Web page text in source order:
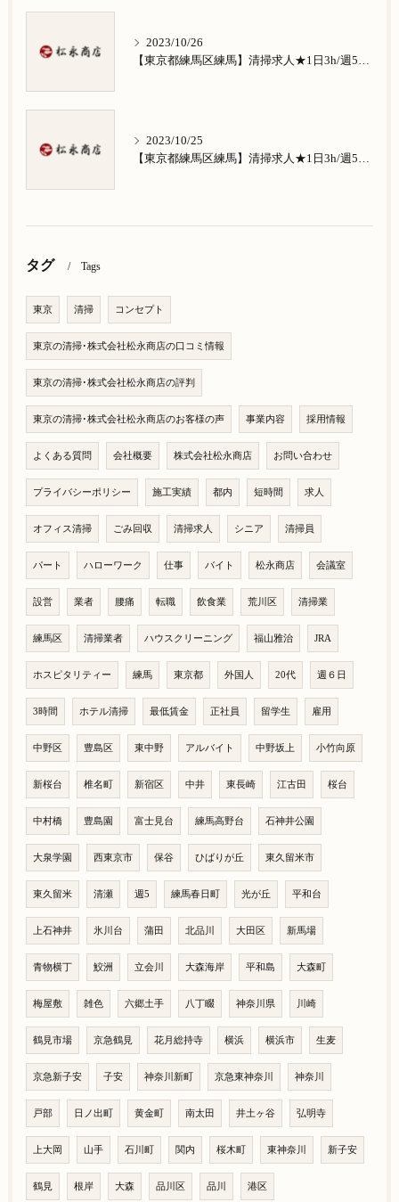
2023/10/26
【東京都練馬区練馬】清掃求人★1日3h/週5日/祝日お休み★南田中在住の方歓迎
2023/10/25
【東京都練馬区練馬】清掃求人★1日3h/週5日/祝日お休み★南大泉在住の方歓迎
タグ Tags
東京 清掃 コンセプト
東京の清掃･株式会社松永商店の口コミ情報
東京の清掃･株式会社松永商店の評判
東京の清掃･株式会社松永商店のお客様の声 事業内容 採用情報
よくある質問 会社概要 株式会社松永商店 お問い合わせ
プライバシーポリシー 施工実績 都内 短時間 求人
オフィス清掃 ごみ回収 清掃求人 シニア 清掃員
パート ハローワーク 仕事 バイト 松永商店 会議室
設営 業者 腰痛 転職 飲食業 荒川区 清掃業
練馬区 清掃業者 ハウスクリーニング 福山雅治 JRA
ホスピタリティー 練馬 東京都 外国人 20代 週６日
3時間 ホテル清掃 最低賃金 正社員 留学生 雇用
中野区 豊島区 東中野 アルバイト 中野坂上 小竹向原
新桜台 椎名町 新宿区 中井 東長崎 江古田 桜台
中村橋 豊島園 富士見台 練馬高野台 石神井公園
大泉学園 西東京市 保谷 ひばりが丘 東久留米市
東久留米 清瀬 週5 練馬春日町 光が丘 平和台
上石神井 氷川台 蒲田 北品川 大田区 新馬場
青物横丁 鮫洲 立会川 大森海岸 平和島 大森町
梅屋敷 雑色 六郷土手 八丁畷 神奈川県 川崎
鶴見市場 京急鶴見 花月総持寺 横浜 横浜市 生麦
京急新子安 子安 神奈川新町 京急東神奈川 神奈川
戸部 日ノ出町 黄金町 南太田 井土ヶ谷 弘明寺
上大岡 山手 石川町 関内 桜木町 東神奈川 新子安
鶴見 根岸 大森 品川区 品川 港区